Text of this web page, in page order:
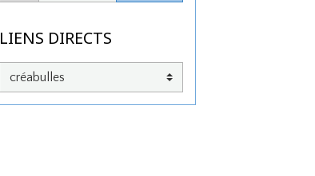
LIENS DIRECTS